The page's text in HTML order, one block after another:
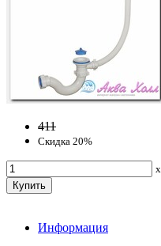
411
Скидка 20%
x
Информация